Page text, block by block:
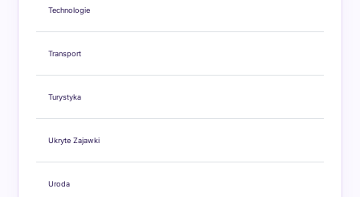
Technologie
Transport
Turystyka
Ukryte Zajawki
Uroda